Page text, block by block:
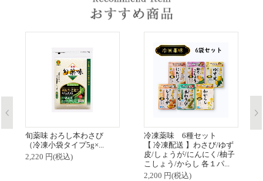
旬薬味 おろし本わさび
（冷凍小袋タイプ5g×...
2,220 円(税込)
冷凍薬味 6種セット
【 冷凍配送 】わさび/ゆず
皮/しょうが/にんにく/柚子
こしょう/からし 各１パ...
2,200 円(税込)